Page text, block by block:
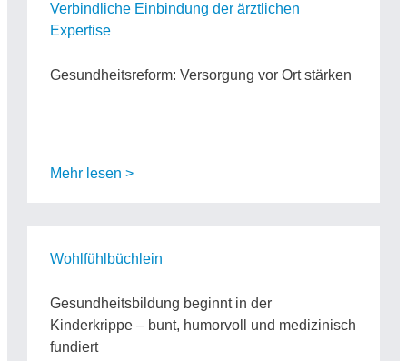
Verbindliche Einbindung der ärztlichen
Expertise
Gesundheitsreform: Versorgung vor Ort stärken
Mehr lesen >
Wohlfühlbüchlein
Gesundheitsbildung beginnt in der
Kinderkrippe – bunt, humorvoll und medizinisch
fundiert